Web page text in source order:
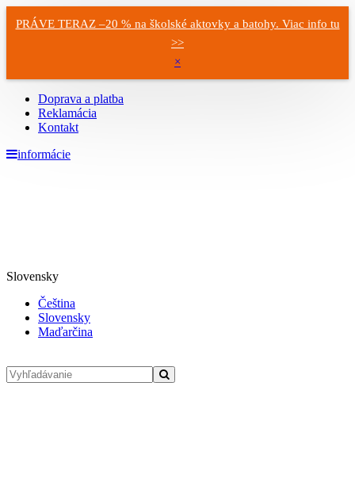
PRÁVE TERAZ –20 % na školské aktovky a batohy. Viac info tu
>>
×
Doprava a platba
Reklamácia
Kontakt
informácie
Slovensky
Čeština
Slovensky
Maďarčina